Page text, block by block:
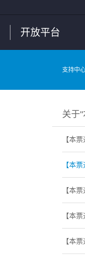
开放平台
支持中
关于
【本
【本
【本